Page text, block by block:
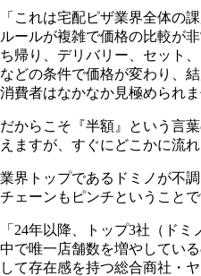
「これは宅配ピザ業界全体の
ルールが複雑で価格の比較が
ち帰り、デリバリー、セット
などの条件で価格が変わり、
消費者はなかなか見極められま
だからこそ『半額』という言
えますが、すぐにどこかに流
業界トップであるドミノが不
チェーンもピンチということ
「24年以降、トップ3社（ド
中で唯一店舗数を増やしてい
して存在感を持つ総合商社・